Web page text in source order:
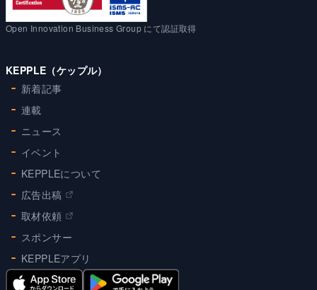
Open Innovation Business Group にて認証取得
KEPPLE（ケップル）
新着記事
連載
ニュース
イベント
KEPPLEについて
広告出稿
取材依頼
スポンサー
KEPPLEアプリ